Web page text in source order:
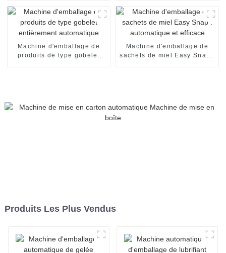
Machine d'emballage de
produits de type gobelet
Machine d'emballage de
sachets de miel Easy Snap :
Produits Les Plus Vendus